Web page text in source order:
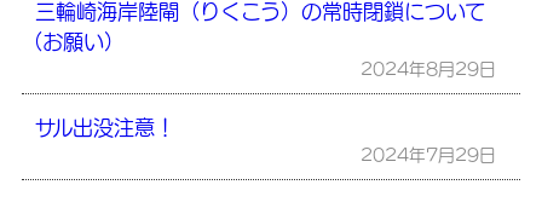
三輪崎海岸陸閘（りくこう）の常時閉鎖について
（お願い）
2024年8月29日
サル出没注意！
2024年7月29日